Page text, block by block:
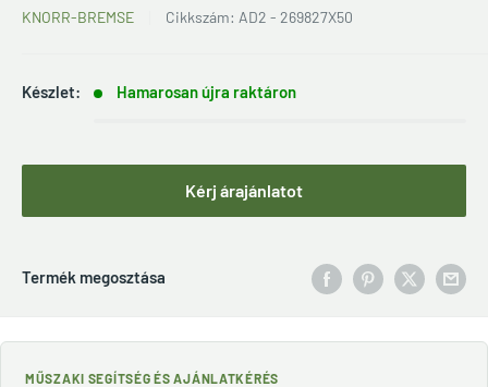
KNORR-BREMSE Cikkszám: AD2 - 269827X50
Készlet: Hamarosan újra raktáron
Kérj árajánlatot
Termék megosztása
MŰSZAKI SEGÍTSÉG ÉS AJÁNLATKÉRÉS